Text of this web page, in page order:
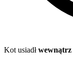
Kot usiadłwewnątrz